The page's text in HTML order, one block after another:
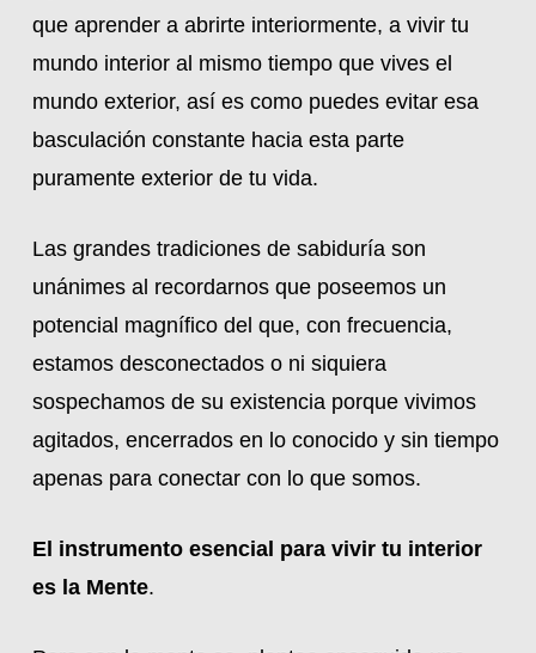
que aprender a abrirte interiormente, a vivir tu
mundo interior al mismo tiempo que vives el
mundo exterior, así es como puedes evitar esa
basculación constante hacia esta parte
puramente exterior de tu vida.
Las grandes tradiciones de sabiduría son
unánimes al recordarnos que poseemos un
potencial magnífico del que, con frecuencia,
estamos desconectados o ni siquiera
sospechamos de su existencia porque vivimos
agitados, encerrados en lo conocido y sin tiempo
apenas para conectar con lo que somos.
El instrumento esencial para vivir tu interior
es la Mente.